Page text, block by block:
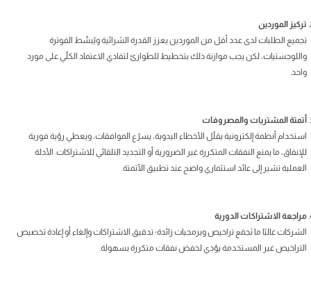
تركيز الموردين
تجميع الطلبات لدى عدد أقل من الموردين يعزز القدرة الشرائية ويُبسِّط الفوترة
واللوجستيات، لكن يجب موازنة ذلك بتخطيط للطوارئ لتفادي الاعتماد الكلّي على مورد
واحد.
أتمتة المشتريات والمصروفات
استخدام أنظمة إلكترونية يقلّل الأخطاء اليدوية، يسرّع الموافقات، ويعطي رؤية فورية
للإنفاق، ما يمنع النفقات المتكررة غير الضرورية أو التجديد التلقائي للاشتراكات. الأدلة
العملية تشير إلى عائد استثماري واضح عند تطبيق الأتمتة.
مراجعة الاشتراكات الدورية
الشركات غالبًا ما تَجمَع تراخيص وبرمجيات زائدة؛ تدقيق الاشتراكات وإلغاء أو إعادة تخصيص
التراخيص غير المستخدمة يؤدي لخفض نفقات متكررة بسهولة.